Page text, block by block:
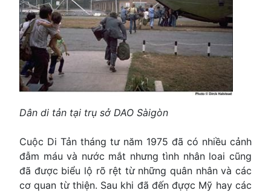
Dân di tản tại trụ sở DAO Sàigòn
Cuộc Di Tản tháng tư năm 1975 đã có nhiều cảnh
đẫm máu và nước mắt nhưng tình nhân loai cũng
đã được biểu lộ rõ rệt từ những quân nhân và các
cơ quan từ thiện. Sau khi đã đến đựợc Mỹ hay các